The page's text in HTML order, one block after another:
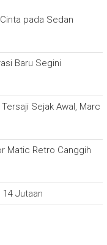
pada Sedan
Baru Segini
Sejak Awal, Marc
Matic Retro Canggih
14 Jutaan